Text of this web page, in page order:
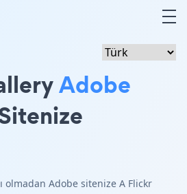
Adobe
olmadan Adobe sitenize A Flickr